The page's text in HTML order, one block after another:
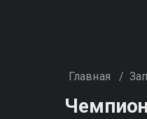
Главная /